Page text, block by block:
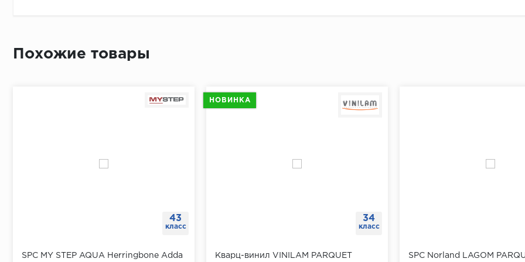
Похожие товары
43
класс
SPC MY STEP AQUA Herringbone Adda
34
класс
НОВИНКА
Кварц-винил VINILAM PARQUET
SPC Norland LAGOM